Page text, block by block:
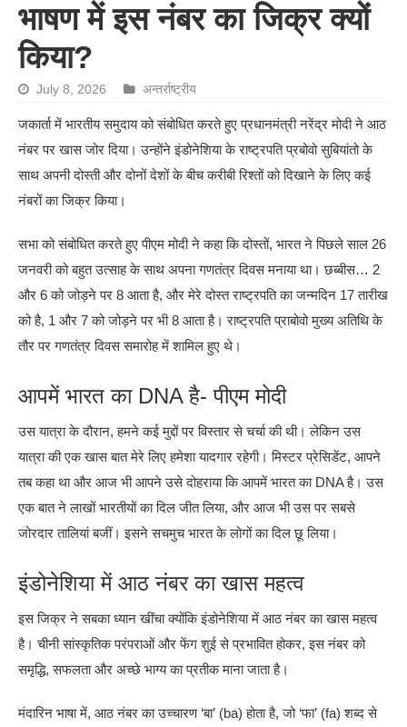
भाषण में इस नंबर का जिक्र क्यों
किया?
July 8, 2026 अन्तर्राष्ट्रीय
जकार्ता में भारतीय समुदाय को संबोधित करते हुए प्रधानमंत्री नरेंद्र मोदी ने आठ
नंबर पर खास जोर दिया। उन्होंने इंडोनेशिया के राष्ट्रपति प्रबोवो सुबियांतो के
साथ अपनी दोस्ती और दोनों देशों के बीच करीबी रिश्तों को दिखाने के लिए कई
नंबरों का जिक्र किया।
सभा को संबोधित करते हुए पीएम मोदी ने कहा कि दोस्तों, भारत ने पिछले साल 26
जनवरी को बहुत उत्साह के साथ अपना गणतंत्र दिवस मनाया था। छब्बीस… 2
और 6 को जोड़ने पर 8 आता है, और मेरे दोस्त राष्ट्रपति का जन्मदिन 17 तारीख
को है, 1 और 7 को जोड़ने पर भी 8 आता है। राष्ट्रपति प्राबोवो मुख्य अतिथि के
तौर पर गणतंत्र दिवस समारोह में शामिल हुए थे।
आपमें भारत का DNA है- पीएम मोदी
उस यात्रा के दौरान, हमने कई मुद्दों पर विस्तार से चर्चा की थी। लेकिन उस
यात्रा की एक खास बात मेरे लिए हमेशा यादगार रहेगी। मिस्टर प्रेसिडेंट, आपने
तब कहा था और आज भी आपने उसे दोहराया कि आपमें भारत का DNA है। उस
एक बात ने लाखों भारतीयों का दिल जीत लिया, और आज भी उस पर सबसे
जोरदार तालियां बजीं। इसने सचमुच भारत के लोगों का दिल छू लिया।
इंडोनेशिया में आठ नंबर का खास महत्व
इस जिक्र ने सबका ध्यान खींचा क्योंकि इंडोनेशिया में आठ नंबर का खास महत्व
है। चीनी सांस्कृतिक परंपराओं और फेंग शुई से प्रभावित होकर, इस नंबर को
समृद्धि, सफलता और अच्छे भाग्य का प्रतीक माना जाता है।
मंदारिन भाषा में, आठ नंबर का उच्चारण ‘बा’ (ba) होता है, जो ‘फा’ (fa) शब्द से